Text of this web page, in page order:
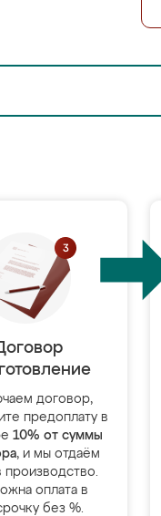
договор,
предоплату в
10% от суммы
, и мы отдаём
производство.
оплата в
без %.